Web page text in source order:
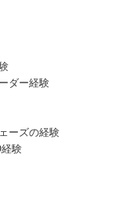
ダー経験
ーズの経験
験